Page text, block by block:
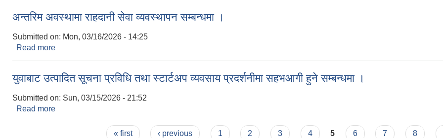
अन्तरिम अवस्थामा राहदानी सेवा व्यवस्थापन सम्बन्धमा ।
Submitted on: Mon, 03/16/2026 - 14:25
Read more
युवाबाट उत्पादित सूचना प्रविधि तथा स्टार्टअप व्यवसाय प्रदर्शनीमा सहभआगी हुने सम्बन्धमा ।
Submitted on: Sun, 03/15/2026 - 21:52
Read more
« first ‹ previous 1 2 3 4 5 6 7 8